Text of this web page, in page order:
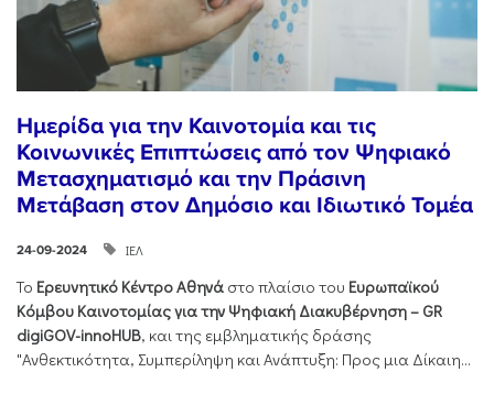
Ημερίδα για την Καινοτομία και τις
Κοινωνικές Επιπτώσεις από τον Ψηφιακό
Μετασχηματισμό και την Πράσινη
Μετάβαση στον Δημόσιο και Ιδιωτικό Τομέα
24-09-2024 ΙΕΛ
Το Ερευνητικό Κέντρο Αθηνά στο πλαίσιο του Ευρωπαϊκού
Κόμβου Καινοτομίας για την Ψηφιακή Διακυβέρνηση – GR
digiGOV-innoHUB, και της εμβληματικής δράσης
"Ανθεκτικότητα, Συμπερίληψη και Ανάπτυξη: Προς μια Δίκαιη...